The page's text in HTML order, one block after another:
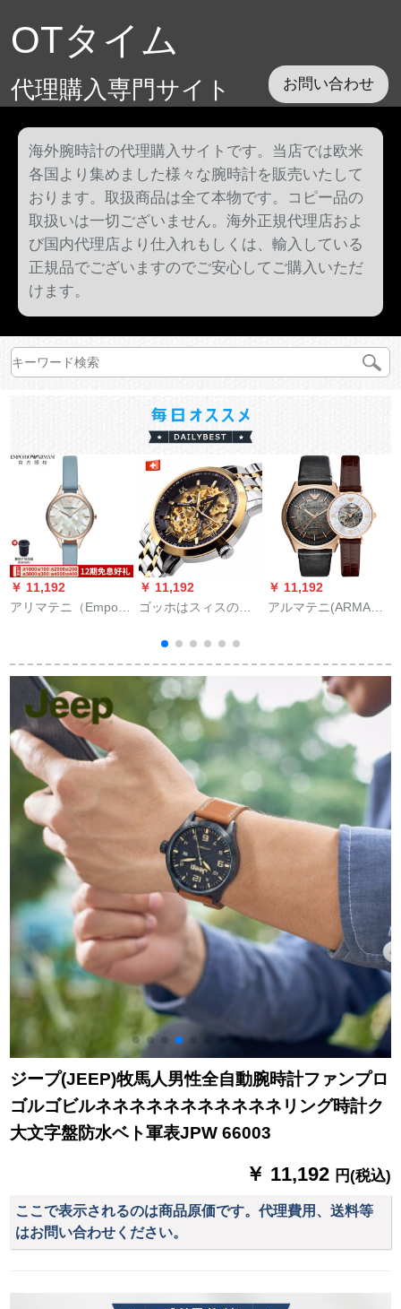
OTタイム
代理購入専門サイト お問い合わせ
海外腕時計の代理購入サイトです。当店では欧米
各国より集めました様々な腕時計を販売いたして
おります。取扱商品は全て本物です。コピー品の
取扱いは一切ございません。海外正規代理店およ
び国内代理店より仕入れもしくは、輸入している
正規品でございますのでご安心してご購入いただ
けます。
￥ 11,192
アリマテニ（Empor
レン百组フファプロ
ドレン腕时计AR
1110
￥ 11,192
ゴッホはスィスのブ
刻の機械の時計の男
の時計の抽出するシ
リズの夜光防水のフ
ァンシ—ビディオの
入力名表上品の黒の
皿の鋼帯F 329 D.1 A
￥ 11,192
アルマテニ(ARMANI)
ジープ(JEEP)牧馬人男性全自動腕時計ファンプロ
ゴルゴビルネネネネネネネネネネネリング時計ク
大文字盤防水ベト軍表JPW 66003
￥ 11,192 円(税込)
ここで表示されるのは商品原価です。代理費用、送料等
はお問い合わせください。